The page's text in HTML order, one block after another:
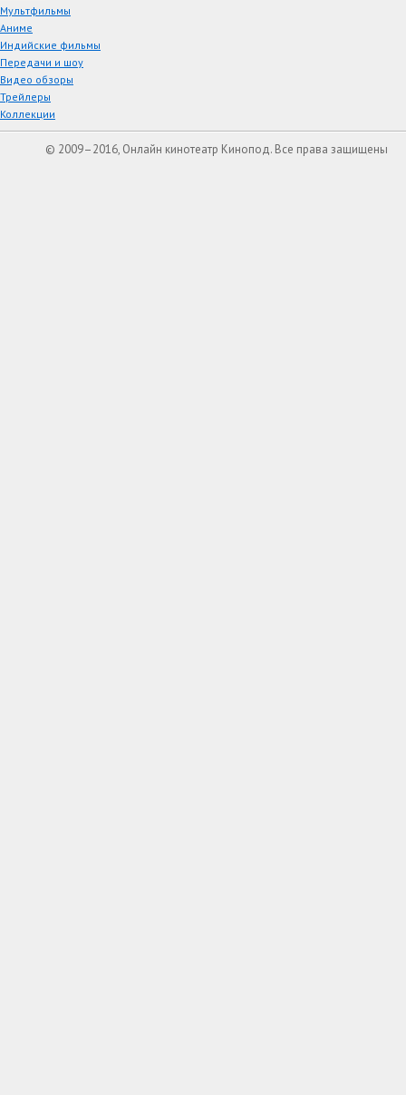
Мультфильмы
Аниме
Индийские фильмы
Передачи и шоу
Видео обзоры
Трейлеры
Коллекции
© 2009–2016, Онлайн кинотеатр Кинопод. Все права защищены